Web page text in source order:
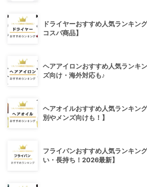
ドライヤーおすすめ人気ランキン
コスパ商品】
ヘアアイロンおすすめ人気ランキ
ズ向け・海外対応も♪
ヘアオイルおすすめ人気ランキン
別やメンズ向けも！】
フライパンおすすめ人気ランキン
い・長持ち！2026最新】